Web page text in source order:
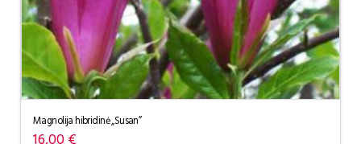
Magnolija hibridinė „Susan”
16,00€